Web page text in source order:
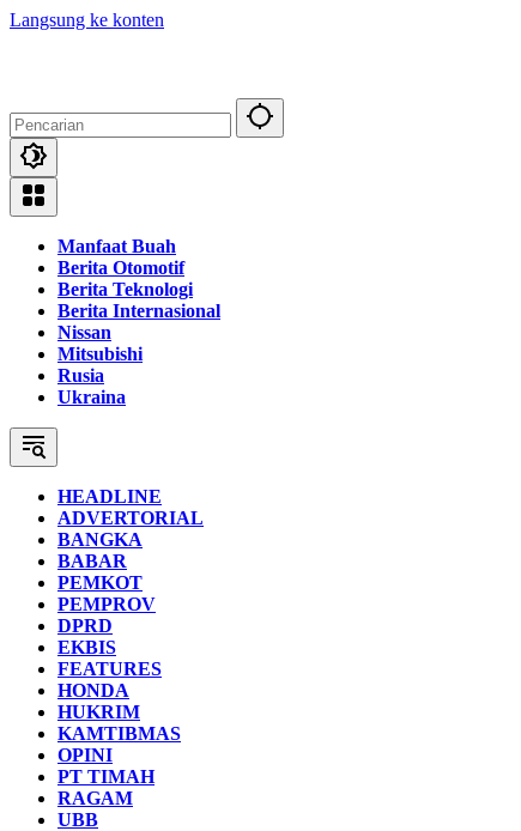
Langsung ke konten
Manfaat Buah
Berita Otomotif
Berita Teknologi
Berita Internasional
Nissan
Mitsubishi
Rusia
Ukraina
HEADLINE
ADVERTORIAL
BANGKA
BABAR
PEMKOT
PEMPROV
DPRD
EKBIS
FEATURES
HONDA
HUKRIM
KAMTIBMAS
OPINI
PT TIMAH
RAGAM
UBB